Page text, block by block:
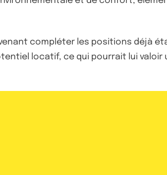
compléter les positions déjà
locatif, ce qui pourrait lui valoir